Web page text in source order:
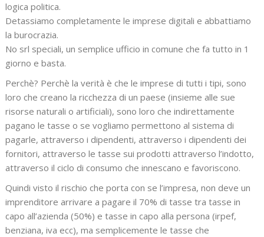
logica politica.
Detassiamo completamente le imprese digitali e abbattiamo
la burocrazia.
No srl speciali, un semplice ufficio in comune che fa tutto in 1
giorno e basta.
Perchè? Perchè la verità è che le imprese di tutti i tipi, sono
loro che creano la ricchezza di un paese (insieme alle sue
risorse naturali o artificiali), sono loro che indirettamente
pagano le tasse o se vogliamo permettono al sistema di
pagarle, attraverso i dipendenti, attraverso i dipendenti dei
fornitori, attraverso le tasse sui prodotti attraverso l’indotto,
attraverso il ciclo di consumo che innescano e favoriscono.
Quindi visto il rischio che porta con se l’impresa, non deve un
imprenditore arrivare a pagare il 70% di tasse tra tasse in
capo all’azienda (50%) e tasse in capo alla persona (irpef,
benziana, iva ecc), ma semplicemente le tasse che